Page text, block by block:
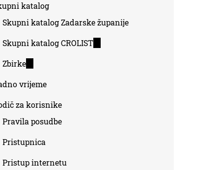
external)
katalog
Skupni katalog Zadarske županije
Skupni katalog CROLIST(link
Zbirke(link
external)
vrijeme
za korisnike
Pravila posudbe
Pristupnica
Pristup internetu